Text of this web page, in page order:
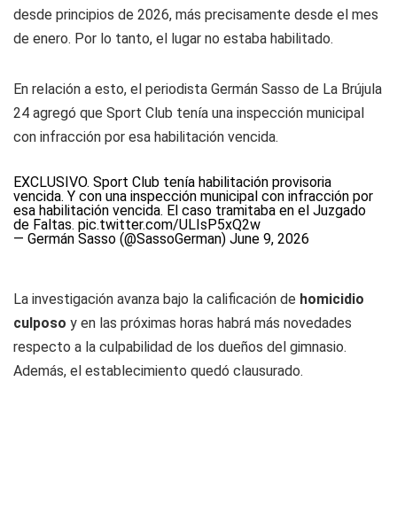
desde principios de 2026, más precisamente desde el mes
de enero. Por lo tanto, el lugar no estaba habilitado.
En relación a esto, el periodista Germán Sasso de La Brújula
24 agregó que Sport Club tenía una inspección municipal
con infracción por esa habilitación vencida.
EXCLUSIVO. Sport Club tenía habilitación provisoria
vencida. Y con una inspección municipal con infracción por
esa habilitación vencida. El caso tramitaba en el Juzgado
de Faltas. pic.twitter.com/ULIsP5xQ2w
— Germán Sasso (@SassoGerman) June 9, 2026
La investigación avanza bajo la calificación de homicidio
culposo y en las próximas horas habrá más novedades
respecto a la culpabilidad de los dueños del gimnasio.
Además, el establecimiento quedó clausurado.